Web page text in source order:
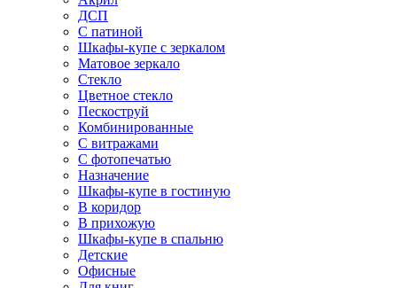
ДСП
С патиной
Шкафы-купе с зеркалом
Матовое зеркало
Стекло
Цветное стекло
Пескоструй
Комбинированные
С витражами
С фотопечатью
Назначение
Шкафы-купе в гостиную
В коридор
В прихожую
Шкафы-купе в спальню
Детские
Офисные